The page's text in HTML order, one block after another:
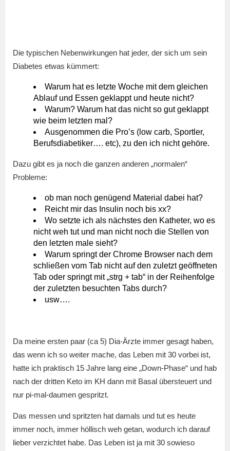
Die typischen Nebenwirkungen hat jeder, der sich um sein
Diabetes etwas kümmert:
Warum hat es letzte Woche mit dem gleichen
Ablauf und Essen geklappt und heute nicht?
Warum? Warum hat das nicht so gut geklappt
wie beim letzten mal?
Ausgenommen die Pro’s (low carb, Sportler,
Berufsdiabetiker…. etc), zu den ich nicht gehöre.
Dazu gibt es ja noch die ganzen anderen „normalen“
Probleme:
ob man noch genügend Material dabei hat?
Reicht mir das Insulin noch bis xx?
Wo setzte ich als nächstes den Katheter, wo es
nicht weh tut und man nicht noch die Stellen von
den letzten male sieht?
Warum springt der Chrome Browser nach dem
schließen vom Tab nicht auf den zuletzt geöffneten
Tab oder springt mit „strg + tab“ in der Reihenfolge
der zuletzten besuchten Tabs durch?
usw….
Da meine ersten paar (ca 5) Dia-Ärzte immer gesagt haben,
das wenn ich so weiter mache, das Leben mit 30 vorbei ist,
hatte ich praktisch 15 Jahre lang eine „Down-Phase“ und hab
nach der dritten Keto im KH dann mit Basal übersteuert und
nur pi-mal-daumen gespritzt.
Das messen und spritzten hat damals und tut es heute
immer noch, immer höllisch weh getan, wodurch ich darauf
lieber verzichtet habe. Das Leben ist ja mit 30 sowieso